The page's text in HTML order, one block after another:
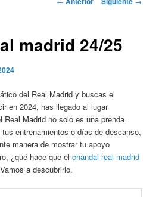
madrid 24/25
del Real Madrid y buscas el
en 2024, has llegado al lugar
Real Madrid no solo es una prenda
entrenamientos o días de descanso,
manera de mostrar tu apoyo
¿qué hace que elchandal real madrid
a descubrirlo.